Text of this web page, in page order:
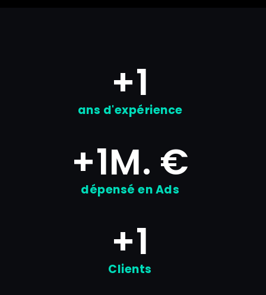
ans d'expérience
+1
dépensé en Ads
+1M. €
Clients
+1